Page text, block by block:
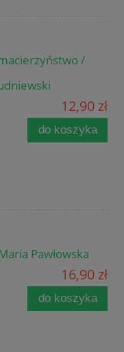
/
12,90 zł
do koszyka
Pawłowska
16,90 zł
do koszyka